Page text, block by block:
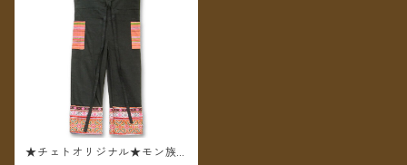
★チェトオリジナル★モン族